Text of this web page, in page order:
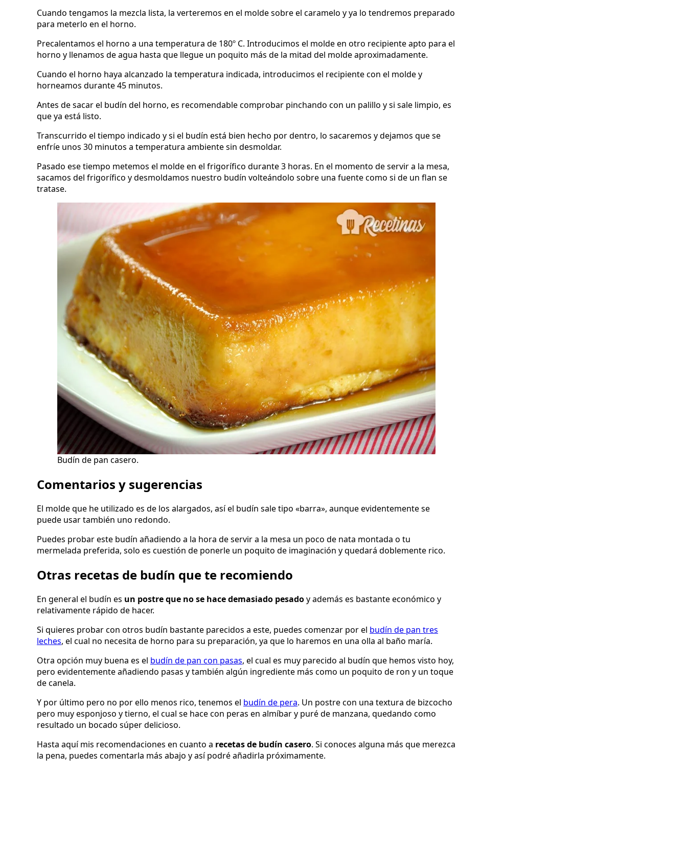
Cuando tengamos la mezcla lista, la verteremos en el molde sobre el caramelo y ya lo tendremos preparado
para meterlo en el horno.
Precalentamos el horno a una temperatura de 180º C. Introducimos el molde en otro recipiente apto para el
horno y llenamos de agua hasta que llegue un poquito más de la mitad del molde aproximadamente.
Cuando el horno haya alcanzado la temperatura indicada, introducimos el recipiente con el molde y
horneamos durante 45 minutos.
Antes de sacar el budín del horno, es recomendable comprobar pinchando con un palillo y si sale limpio, es
que ya está listo.
Transcurrido el tiempo indicado y si el budín está bien hecho por dentro, lo sacaremos y dejamos que se
enfríe unos 30 minutos a temperatura ambiente sin desmoldar.
Pasado ese tiempo metemos el molde en el frigorífico durante 3 horas. En el momento de servir a la mesa,
sacamos del frigorífico y desmoldamos nuestro budín volteándolo sobre una fuente como si de un flan se
tratase.
Budín de pan casero.
Comentarios y sugerencias
El molde que he utilizado es de los alargados, así el budín sale tipo «barra», aunque evidentemente se
puede usar también uno redondo.
Puedes probar este budín añadiendo a la hora de servir a la mesa un poco de nata montada o tu
mermelada preferida, solo es cuestión de ponerle un poquito de imaginación y quedará doblemente rico.
Otras recetas de budín que te recomiendo
En general el budín es un postre que no se hace demasiado pesadoy además es bastante económico y
relativamente rápido de hacer.
Si quieres probar con otros budín bastante parecidos a este, puedes comenzar por el budín de pan tres
leches, el cual no necesita de horno para su preparación, ya que lo haremos en una olla al baño maría.
Otra opción muy buena es el budín de pan con pasas, el cual es muy parecido al budín que hemos visto hoy,
pero evidentemente añadiendo pasas y también algún ingrediente más como un poquito de ron y un toque
de canela.
Y por último pero no por ello menos rico, tenemos el budín de pera. Un postre con una textura de bizcocho
pero muy esponjoso y tierno, el cual se hace con peras en almíbar y puré de manzana, quedando como
resultado un bocado súper delicioso.
Hasta aquí mis recomendaciones en cuanto a recetas de budín casero. Si conoces alguna más que merezca
la pena, puedes comentarla más abajo y así podré añadirla próximamente.